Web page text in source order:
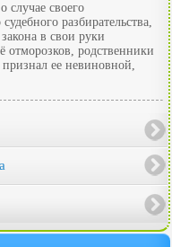
случае своего
разбирательства,
в свои руки
отморозков, родственники
ее невиновной,